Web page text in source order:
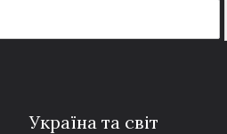
Україна та світ